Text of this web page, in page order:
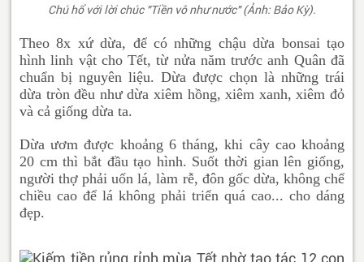
Chú hổ với lời chúc "Tiền vô như nước" (Ảnh: Bảo Kỳ).
Theo 8x xứ dừa, để có những chậu dừa bonsai tạo
hình linh vật cho Tết, từ nửa năm trước anh Quân đã
chuẩn bị nguyên liệu. Dừa được chọn là những trái
dừa tròn đều như dừa xiêm hồng, xiêm xanh, xiêm đỏ
và cả giống dừa ta.
Dừa ươm được khoảng 6 tháng, khi cây cao khoảng
20 cm thì bắt đầu tạo hình. Suốt thời gian lên giống,
người thợ phải uốn lá, làm rễ, đôn gốc dừa, không chế
chiều cao để lá không phải triển quá cao... cho dáng
đẹp.